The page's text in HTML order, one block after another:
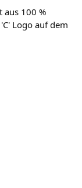
aus 100 %
Logo auf dem